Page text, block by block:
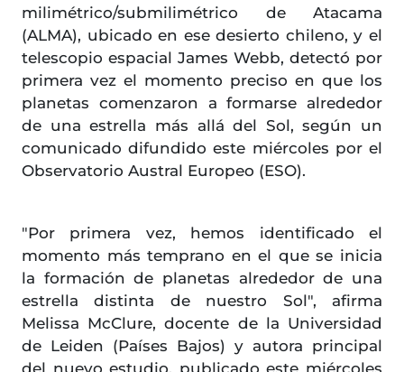
milimétrico/submilimétrico de Atacama
(ALMA), ubicado en ese desierto chileno, y el
telescopio espacial James Webb, detectó por
primera vez el momento preciso en que los
planetas comenzaron a formarse alrededor
de una estrella más allá del Sol, según un
comunicado difundido este miércoles por el
Observatorio Austral Europeo (ESO).
"Por primera vez, hemos identificado el
momento más temprano en el que se inicia
la formación de planetas alrededor de una
estrella distinta de nuestro Sol", afirma
Melissa McClure, docente de la Universidad
de Leiden (Países Bajos) y autora principal
del nuevo estudio, publicado este miércoles